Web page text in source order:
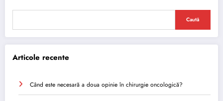
Caută
Articole recente
Când este necesară a doua opinie în chirurgie oncologică?